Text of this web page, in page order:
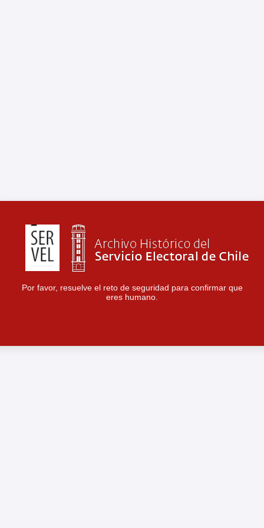
Por favor, resuelve el reto de seguridad para confirmar que
eres humano.